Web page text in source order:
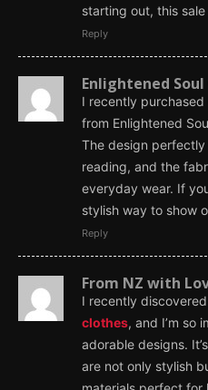
starting out, this
Reply
Enlightened Soul
I recently purchased
from Enlightened
The design
reading, and the
everyday wear. If
stylish way to show
Reply
From NZ with
I recently
clothes, and I’m so
adorable designs.
are not only stylish